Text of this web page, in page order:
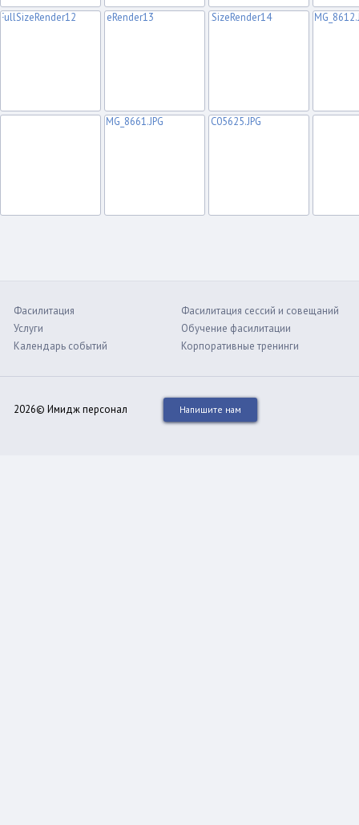
Фасилитация
Услуги
Календарь событий
Фасилитация сессий и совещаний
Обучение фасилитации
Корпоративные тренинги
2026© Имидж персонал Напишите нам